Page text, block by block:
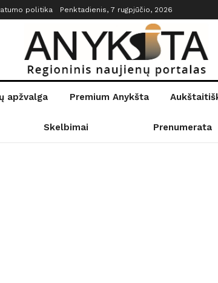
politika Penktadienis, 7 rugpjūčio, 2026
apžvalga Premium Anykšta
Skelbimai Prenumerata